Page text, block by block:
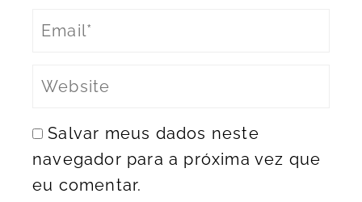
Salvar meus dados neste
navegador para a próxima vez que
eu comentar.